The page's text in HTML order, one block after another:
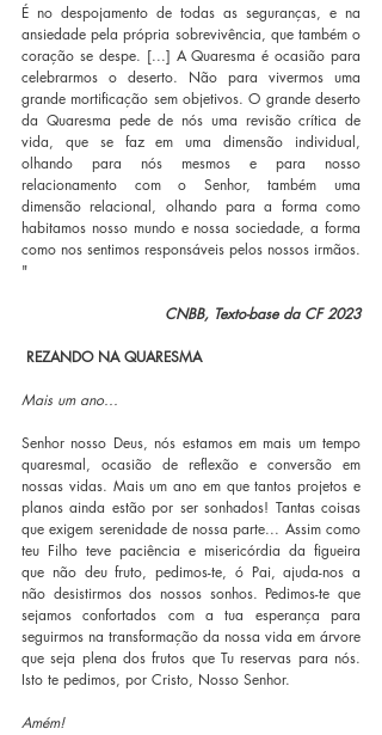
É no despojamento de todas as seguranças, e na
ansiedade pela própria sobrevivência, que também o
coração se despe. [...] A Quaresma é ocasião para
celebrarmos o deserto. Não para vivermos uma
grande mortificação sem objetivos. O grande deserto
da Quaresma pede de nós uma revisão crítica de
vida, que se faz em uma dimensão individual,
olhando para nós mesmos e para nosso
relacionamento com o Senhor, também uma
dimensão relacional, olhando para a forma como
habitamos nosso mundo e nossa sociedade, a forma
como nos sentimos responsáveis pelos nossos irmãos.
"
CNBB, Texto-base da CF 2023
REZANDO NA QUARESMA
Mais um ano...
Senhor nosso Deus, nós estamos em mais um tempo
quaresmal, ocasião de reflexão e conversão em
nossas vidas. Mais um ano em que tantos projetos e
planos ainda estão por ser sonhados! Tantas coisas
que exigem serenidade de nossa parte... Assim como
teu Filho teve paciência e misericórdia da figueira
que não deu fruto, pedimos-te, ó Pai, ajuda-nos a
não desistirmos dos nossos sonhos. Pedimos-te que
sejamos confortados com a tua esperança para
seguirmos na transformação da nossa vida em árvore
que seja plena dos frutos que Tu reservas para nós.
Isto te pedimos, por Cristo, Nosso Senhor.
Amém!